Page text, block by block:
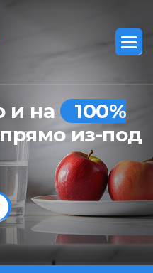
и на
100%
из-под